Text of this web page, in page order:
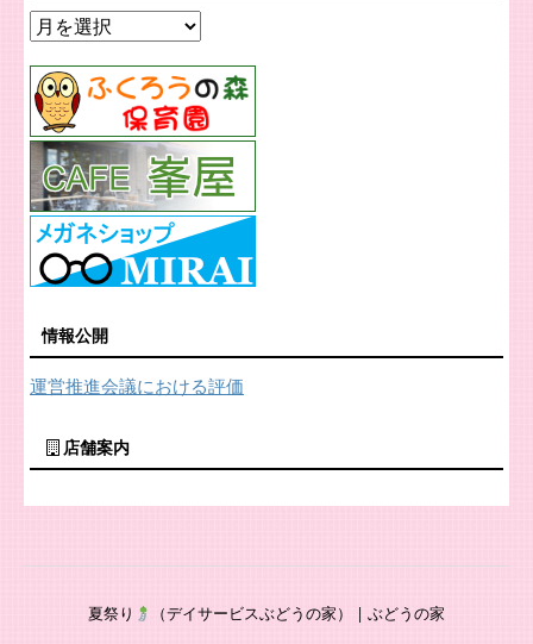
情報公開
運営推進会議における評価
店舗案内
夏祭り （デイサービスぶどうの家） | ぶどうの家